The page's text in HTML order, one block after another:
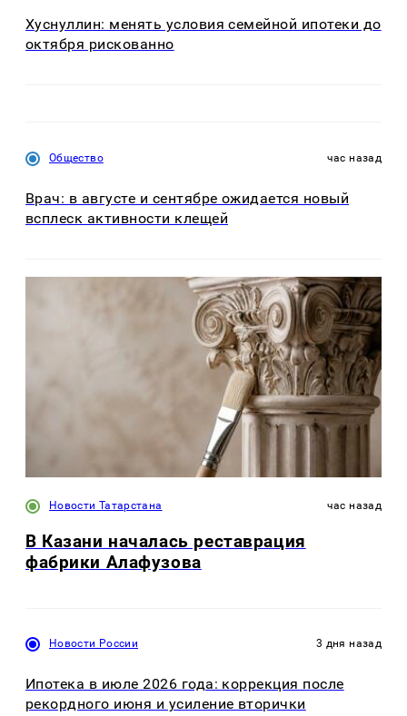
Хуснуллин: менять условия семейной ипотеки до
октября рискованно
Общество час назад
Врач: в августе и сентябре ожидается новый
всплеск активности клещей
Новости Татарстана час назад
В Казани началась реставрация
фабрики Алафузова
Новости России 3 дня назад
Ипотека в июле 2026 года: коррекция после
рекордного июня и усиление вторички